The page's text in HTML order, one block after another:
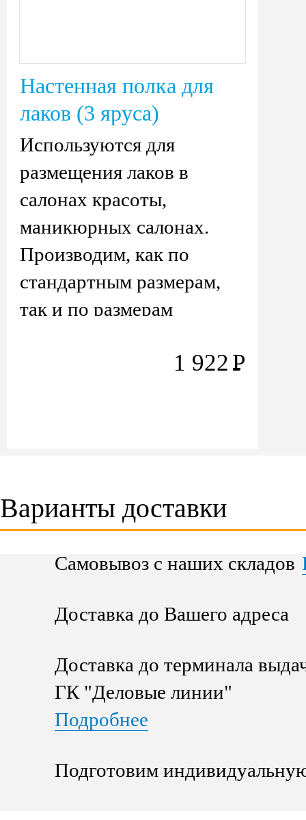
Настенная полка для
лаков (3 яруса)
Используются для
размещения лаков в
салонах красоты,
маникюрных салонах.
Производим, как по
стандартным размерам,
так и по размерам
1 922 Р
Варианты доставки
Самовывоз с наших складов
Доставка до Вашего адреса
Доставка до терминала
ГК "Деловые линии"
Подробнее
Подготовим